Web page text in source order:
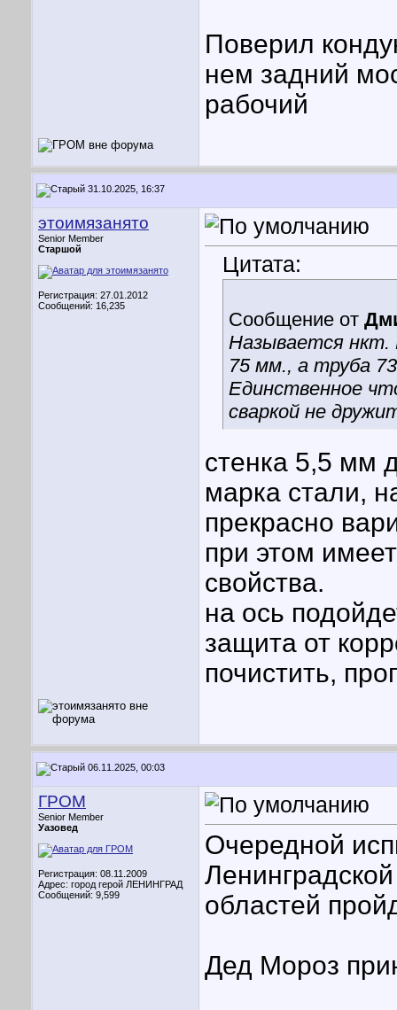
Поверил
нем задний
рабочий
31.10.2025, 16:37
этоимязанято
Senior Member
Старшой
Регистрация: 27.01.2012
Сообщений: 16,235
Цитата:
Сообщение от
Называется нкт.
75 мм., а труба
Единственное
сваркой не
стенка 5,5 мм
марка стали,
прекрасно
при этом
свойства.
на ось
защита от
почистить,
06.11.2025, 00:03
ГРОМ
Senior Member
Уазовед
Регистрация: 08.11.2009
Адрес: город герой ЛЕНИНГРАД
Сообщений: 9,599
Очередной
областей
Дед Мороз